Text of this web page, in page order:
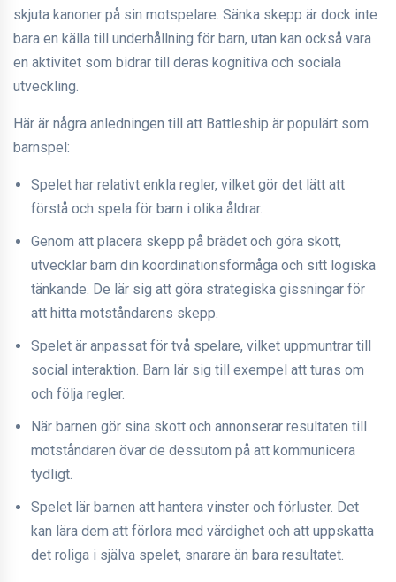
skjuta kanoner på sin motspelare. Sänka skepp är dock inte
bara en källa till underhållning för barn, utan kan också vara
en aktivitet som bidrar till deras kognitiva och sociala
utveckling.
Här är några anledningen till att Battleship är populärt som
barnspel:
Spelet har relativt enkla regler, vilket gör det lätt att
förstå och spela för barn i olika åldrar.
Genom att placera skepp på brädet och göra skott,
utvecklar barn din koordinationsförmåga och sitt logiska
tänkande. De lär sig att göra strategiska gissningar för
att hitta motståndarens skepp.
Spelet är anpassat för två spelare, vilket uppmuntrar till
social interaktion. Barn lär sig till exempel att turas om
och följa regler.
När barnen gör sina skott och annonserar resultaten till
motståndaren övar de dessutom på att kommunicera
tydligt.
Spelet lär barnen att hantera vinster och förluster. Det
kan lära dem att förlora med värdighet och att uppskatta
det roliga i själva spelet, snarare än bara resultatet.